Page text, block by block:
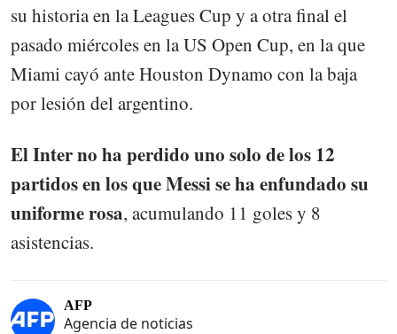
su historia en la Leagues Cup y a otra final el
pasado miércoles en la US Open Cup, en la que
Miami cayó ante Houston Dynamo con la baja
por lesión del argentino.
El Inter no ha perdido uno solo de los 12
partidos en los que Messi se ha enfundado su
uniforme rosa, acumulando 11 goles y 8
asistencias.
AFP
Agencia de noticias